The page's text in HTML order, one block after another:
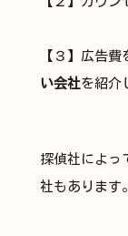
【３】広告
い会社を紹介
探偵社によっ
社もあります。